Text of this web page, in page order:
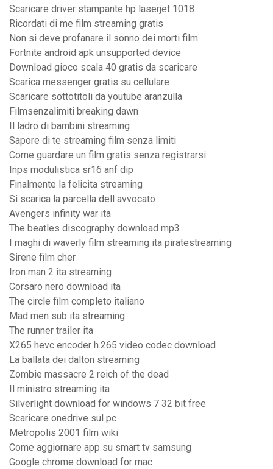
Scaricare driver stampante hp laserjet 1018
Ricordati di me film streaming gratis
Non si deve profanare il sonno dei morti film
Fortnite android apk unsupported device
Download gioco scala 40 gratis da scaricare
Scarica messenger gratis su cellulare
Scaricare sottotitoli da youtube aranzulla
Filmsenzalimiti breaking dawn
Il ladro di bambini streaming
Sapore di te streaming film senza limiti
Come guardare un film gratis senza registrarsi
Inps modulistica sr16 anf dip
Finalmente la felicita streaming
Si scarica la parcella dell avvocato
Avengers infinity war ita
The beatles discography download mp3
I maghi di waverly film streaming ita piratestreaming
Sirene film cher
Iron man 2 ita streaming
Corsaro nero download ita
The circle film completo italiano
Mad men sub ita streaming
The runner trailer ita
X265 hevc encoder h.265 video codec download
La ballata dei dalton streaming
Zombie massacre 2 reich of the dead
Il ministro streaming ita
Silverlight download for windows 7 32 bit free
Scaricare onedrive sul pc
Metropolis 2001 film wiki
Come aggiornare app su smart tv samsung
Google chrome download for mac